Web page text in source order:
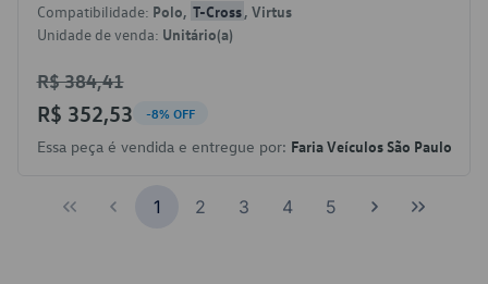
Compatibilidade: Polo, T-Cross, Virtus
Unidade de venda: Unitário(a)
R$ 384,41
R$ 352,53 -8% OFF
Essa peça é vendida e entregue por: Faria Veículos São Paulo
1 2 3 4 5